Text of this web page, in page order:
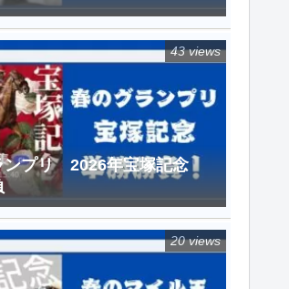
ンプリ 2026年宝塚記念
43 views
20 views